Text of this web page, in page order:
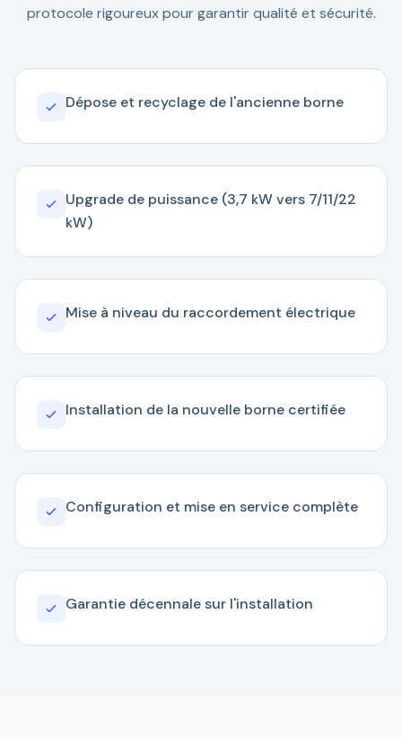
protocole rigoureux pour garantir qualité et sécurité.
Dépose et recyclage de l'ancienne borne
Upgrade de puissance (3,7 kW vers 7/11/22
kW)
Mise à niveau du raccordement électrique
Installation de la nouvelle borne certifiée
Configuration et mise en service complète
Garantie décennale sur l'installation